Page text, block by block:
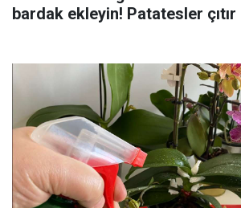
bardak ekleyin! Patatesler çıtır